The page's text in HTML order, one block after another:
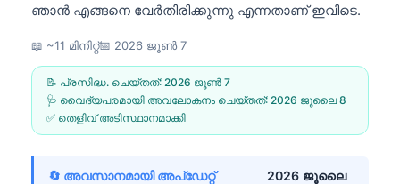
ഞാൻ എങ്ങനെ വേർതിരിക്കുന്നു എന്നതാണ് ഇവിടെ.
📖 ~11 മിനിറ്റ്📅 2026 ജൂൺ 7
📝 പ്രസിദ്ധ. ചെയ്തത്: 2026 ജൂൺ 7
🩺 വൈദ്യപരമായി അവലോകനം ചെയ്തത്: 2026 ജൂലൈ 8
✅ തെളിവ് അടിസ്ഥാനമാക്കി
🔄 അവസാനമായി അപ്ഡേറ്റ്
2026 ജൂലൈ